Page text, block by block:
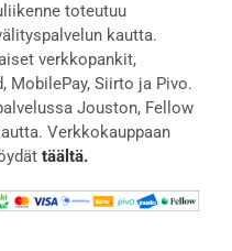
toteutuu
kautta.
verkkopankit,
MobilePay, Siirto ja Pivo.
Jouston, Fellow
Verkkokauppaan
täältä.